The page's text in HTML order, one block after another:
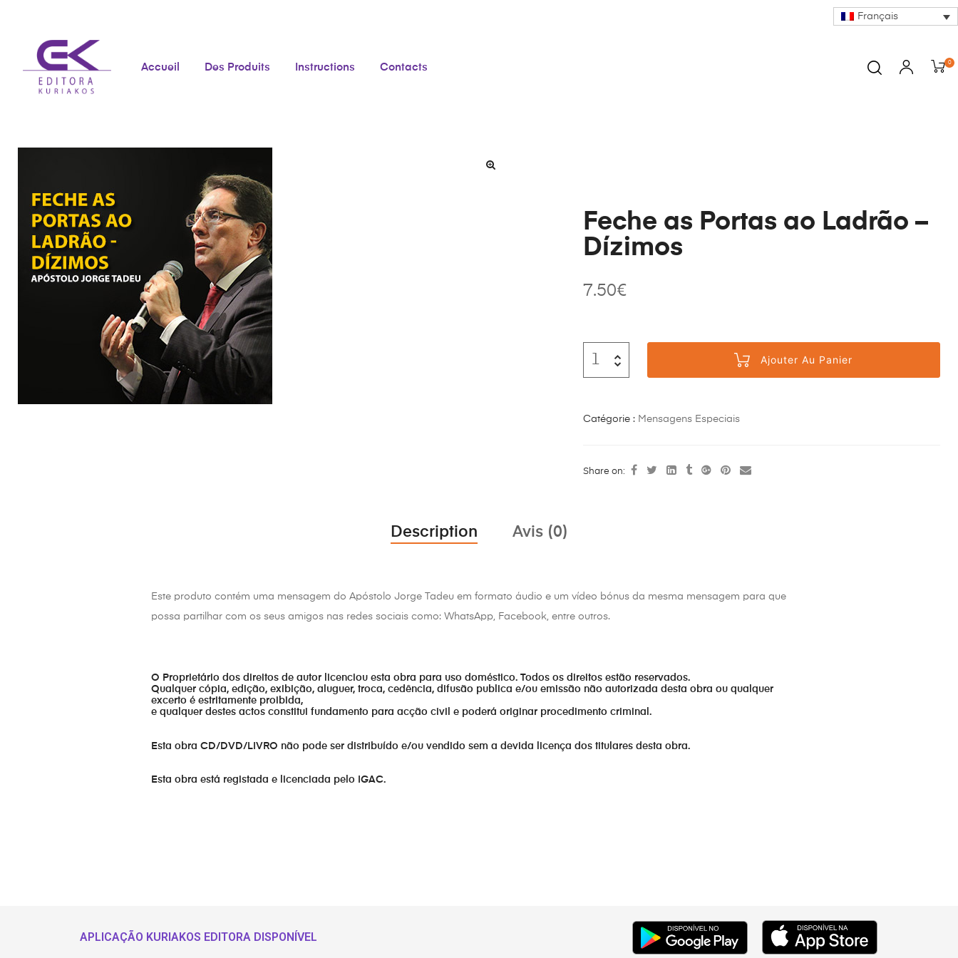
Français
Accueil Des Produits Instructions Contacts 0
Feche as Portas ao Ladrão –
Dízimos
7.50€
Ajouter Au Panier
Catégorie : Mensagens Especiais
Share on:
Description Avis (0)
Este produto contém uma mensagem do Apóstolo Jorge Tadeu em formato áudio e um vídeo bónus da mesma mensagem para que
possa partilhar com os seus amigos nas redes sociais como: WhatsApp, Facebook, entre outros.
O Proprietário dos direitos de autor licenciou esta obra para uso doméstico. Todos os direitos estão reservados.
Qualquer cópia, edição, exibição, aluguer, troca, cedência, difusão publica e/ou emissão não autorizada desta obra ou qualquer
excerto é estritamente proibida,
e qualquer destes actos constitui fundamento para acção civil e poderá originar procedimento criminal.
Esta obra CD/DVD/LIVRO não pode ser distribuído e/ou vendido sem a devida licença dos titulares desta obra.
Esta obra está registada e licenciada pelo IGAC.
APLICAÇÃO KURIAKOS EDITORA DISPONÍVEL